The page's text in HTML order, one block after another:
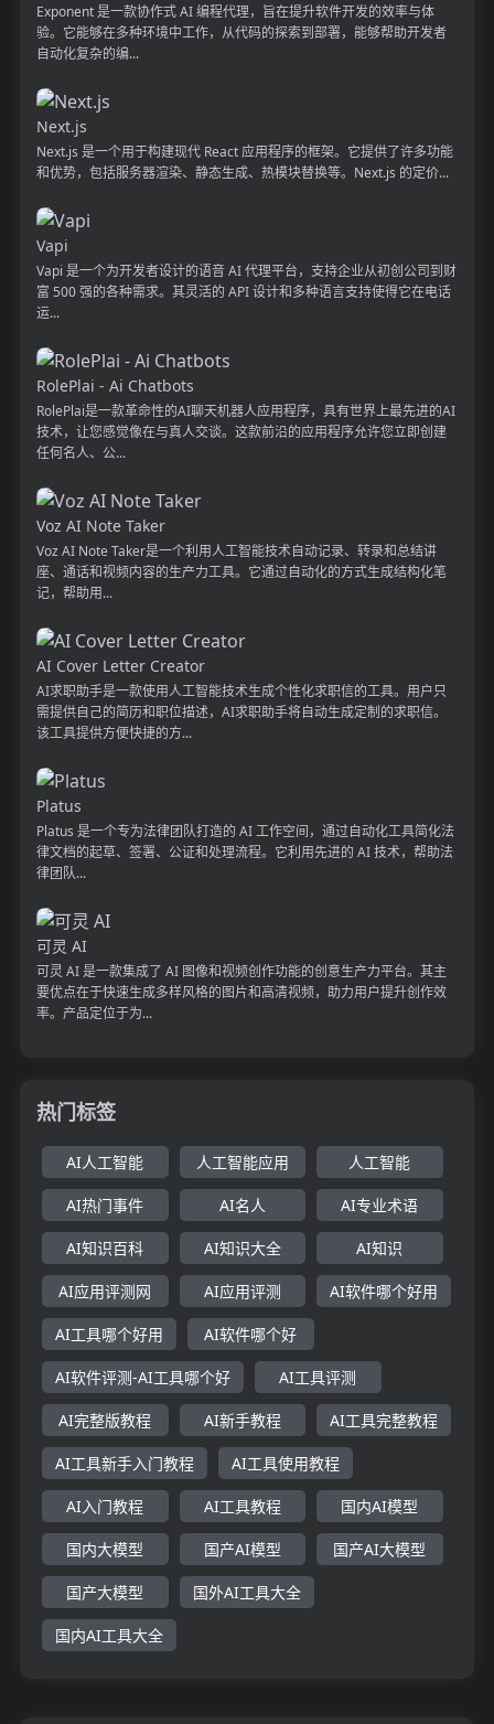
Exponent 是一款协作式 AI 编程代理，旨在提升软件开发的效率与体
验。它能够在多种环境中工作，从代码的探索到部署，能够帮助开发者
自动化复杂的编...
Next.js
Next.js 是一个用于构建现代 React 应用程序的框架。它提供了许多功能
和优势，包括服务器渲染、静态生成、热模块替换等。Next.js 的定价...
Vapi
Vapi 是一个为开发者设计的语音 AI 代理平台，支持企业从初创公司到财
富 500 强的各种需求。其灵活的 API 设计和多种语言支持使得它在电话
运...
RolePlai - Ai Chatbots
RolePlai是一款革命性的AI聊天机器人应用程序，具有世界上最先进的AI
技术，让您感觉像在与真人交谈。这款前沿的应用程序允许您立即创建
任何名人、公...
Voz AI Note Taker
Voz AI Note Taker是一个利用人工智能技术自动记录、转录和总结讲
座、通话和视频内容的生产力工具。它通过自动化的方式生成结构化笔
记，帮助用...
AI Cover Letter Creator
AI求职助手是一款使用人工智能技术生成个性化求职信的工具。用户只
需提供自己的简历和职位描述，AI求职助手将自动生成定制的求职信。
该工具提供方便快捷的方...
Platus
Platus 是一个专为法律团队打造的 AI 工作空间，通过自动化工具简化法
律文档的起草、签署、公证和处理流程。它利用先进的 AI 技术，帮助法
律团队...
可灵 AI
可灵 AI 是一款集成了 AI 图像和视频创作功能的创意生产力平台。其主
要优点在于快速生成多样风格的图片和高清视频，助力用户提升创作效
率。产品定位于为...
热门标签
AI人工智能 人工智能应用 人工智能
AI热门事件 AI名人 AI专业术语
AI知识百科 AI知识大全 AI知识
AI应用评测网 AI应用评测 AI软件哪个好用
AI工具哪个好用 AI软件哪个好
AI软件评测-AI工具哪个好 AI工具评测
AI完整版教程 AI新手教程 AI工具完整教程
AI工具新手入门教程 AI工具使用教程
AI入门教程 AI工具教程 国内AI模型
国内大模型 国产AI模型 国产AI大模型
国产大模型 国外AI工具大全
国内AI工具大全